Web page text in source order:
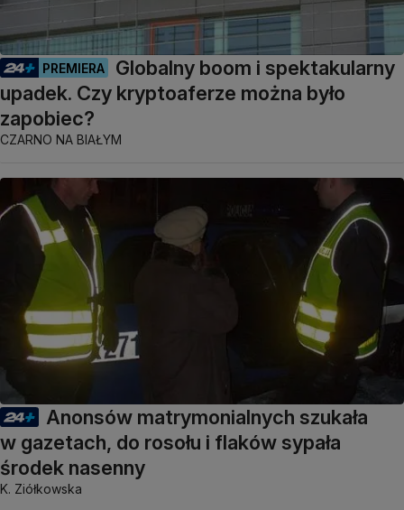
PREMIERA
Globalny boom i spektakularny
upadek. Czy kryptoaferze można było
zapobiec?
CZARNO NA BIAŁYM
Anonsów matrymonialnych szukała
w gazetach, do rosołu i flaków sypała
środek nasenny
K. Ziółkowska